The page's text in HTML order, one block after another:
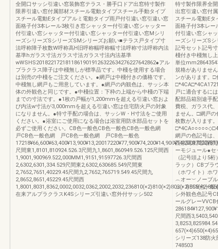
全開口サッシ引違い窓装飾窓テラス・勝手口ドア出窓特寸製作
限界引違い窓付属部材スチール電動タイプスチール手動タイプ
スチール電動Eタイプアルミ電動タイプ雨戸付引違い窓引違い窓
面格子付3本レール3枚引き窓シャッター付引違い窓シャッター
付引違い窓シャッター付引違い窓シャッター付引違い窓Mシリ
ーズシリーズSシリーズSMシリーズお願い■テラス戸タイプ寸
法呼称障子枚数W呼称高H旧呼称幅呼称幅寸法呼称寸法呼称内法
基準hガラス寸法ガラス寸法ガラス寸法内法基準
wWSHS20182217218118619019126322634276227642862●アル
プラクラス障子は中棧無しが標準品です。中棧を使用する場合
は別売の中棧をご注文ください。●網戸は中棧付きの価格です。
中棧無し網戸もご用意しています。●網戸の内観色は、サッシ本
体の外観色と同じです。●中棧位置：下枠の上端から中棧の下端
までの寸法です。●1枚の戸幅が1,200mmを超える引違い窓およ
び内法w寸法が3,000mmを超える引違い窓は住宅防火戸の対象
になりません。●特寸手配の場合は、サッシW・H寸法をご使用
ください。●浴室にご使用になる場合は浴室用防水部品セットを
必ずご使用ください。CB色一般色CB色一般色CB色一般色網
戸CB色一般色網 戸CB色一般色網 戸CB色一般色
尺間東1,8101,810924.526.3尺間九1,8601,860949.526.125尺間西
1,9001,900969.522,000MM1,9151,91597726.3尺間西
2,6302,6301,334.529尺間東2,6302,630685.549尺間東
2,7652,7651,40229.45尺間九2,7652,765719.549.45尺間九
2,8652,8651,45229.45尺間西
在来アルプラクラスK4Sシリーズ引違い窓外付サッシ502
特寸製作限界全
出窓引違い窓付
スチール電動E
面格子付3本レー
付引違い窓シャ
ーズシリーズS
記号セット記号
棧付き中棧無し
単位
規格がありませ
ンがあります。□
戸に適合するに
配部品箱別途手
費税、ガラス代
ません。□網戸
枚数が入ります。
網戸の色記号は
西東関東間関西
ーモジュール●
（記号頭より5
ラック）CBブラ
（ホワイト）ホ
︵オー︶ノーブ
ュ）RECB色一
シ外観色色記号
ールグレー
尺間西
シリーズ138防
748503